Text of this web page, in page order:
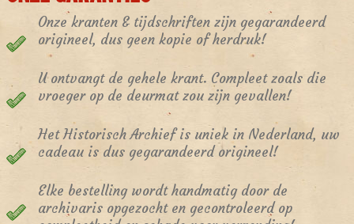
Onze kranten & tijdschriften zijn gegarandeerd
origineel, dus geen kopie of herdruk!
U ontvangt de gehele krant. Compleet zoals die
vroeger op de deurmat zou zijn gevallen!
Het Historisch Archief is uniek in Nederland, uw
cadeau is dus gegarandeerd origineel!
Elke bestelling wordt handmatig door de
archivaris opgezocht en gecontroleerd op